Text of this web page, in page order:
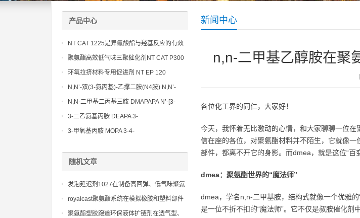
新闻中心
n,n-二甲基乙醇胺在聚
各位化工界的同仁，大家好！
今天，我怀着无比激动的心情，和大家聊聊一位
信在座的各位，对聚氨酯材料并不陌生，它就像
部件，都离不开它的身影。而dmea，就是这位“百
dmea：聚氨酯世界的“魔法师”
dmea，学名n,n-二甲基胺，结构式就像一个优雅
是一位不折不扣的“魔法师”。它不仅是叔胺催化剂
产品中心
NT CAT 1225是异氰酸酯与羟基反应的有效
催化剂
聚氨酯高效低气味三聚催化剂NT CAT P300
环氧拉挤材料专用促进剂 NT EP 120
N,N’-双(3-氨丙基)-乙撑二胺(N4胺) N,N’-
Bis(3-aminopropyl)-ethylenediamine CAS
No10563-26-5
N,N-二甲基二丙基三胺 DMAPAPA N’-[3-
(dimethylamino)propyllpropane-1,3-
diamine CAS No10563-29-8
3-二乙氨基丙胺 DEAPA 3-
(Diethylamino)propylamine CAS No 104-
3-甲氧基丙胺 MOPA 3-4-
随机文章
发泡延迟剂1027在制备高回弹、低气味聚氨
酯模塑泡沫中的应用与性能研究
royalcast聚氨酯系统在模拟橡胶和塑料部件
中的应用
聚氨酯塑胶跑道环保液体扩链剂在透气型、